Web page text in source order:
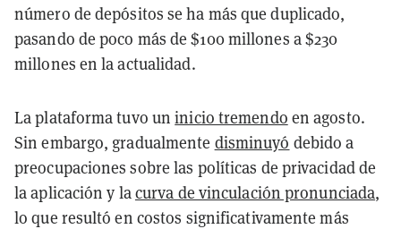
número de depósitos se ha más que duplicado,
pasando de poco más de $100 millones a $230
millones en la actualidad.
La plataforma tuvo uninicio tremendo en agosto.
Sin embargo, gradualmente disminuyó debido a
preocupaciones sobre las políticas de privacidad de
la aplicación y lacurva de vinculación pronunciada,
lo que resultó en costos significativamente más